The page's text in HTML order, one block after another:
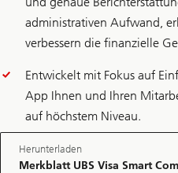
administrativen Aufwand,
verbessern die finanzielle
Entwickelt mit Fokus auf
App Ihnen und Ihren
auf höchstem Niveau.
Herunterladen
Merkblatt UBS Visa Smart